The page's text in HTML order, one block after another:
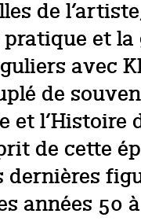
de
et
avec
de
et
de cette
dernières
années 50